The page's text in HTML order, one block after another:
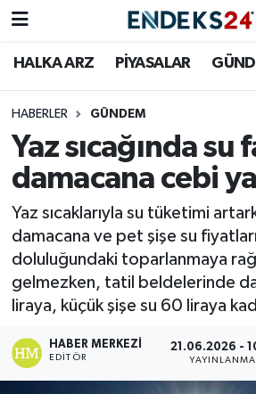
HALKA ARZ PİYASALAR
HABERLER GÜNDEM
Yaz sıcağında su
damacana cebi
Yaz sıcaklarıyla su tüketimi
damacana ve pet şişe su
doluluğundaki toparlanmaya
gelmezken, tatil beldelerinde
liraya, küçük şişe su 60 liraya
HABER MERKEZI
EDITÖR
21.06.2026 -
YAYINLANMA
EMLAK
ENERJİ
GÜNDEM
HALKA ARZ
KRİPTO
OTOMOTİV
PİYASALAR
SAVUNMA
Nöbetçi Eczaneler
Hava Durumu
Trafik Durumu
Süper Lig Puan Durumu ve
Tüm Manşetler
Son Dakika Haberleri
Haber Arşivi